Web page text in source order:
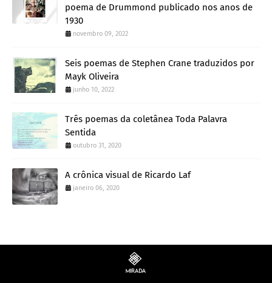
poema de Drummond publicado nos anos de
1930
novembro 09, 2022
Seis poemas de Stephen Crane traduzidos por
Mayk Oliveira
junho 10, 2022
Três poemas da coletânea Toda Palavra
Sentida
outubro 31, 2020
A crônica visual de Ricardo Laf
janeiro 06, 2020